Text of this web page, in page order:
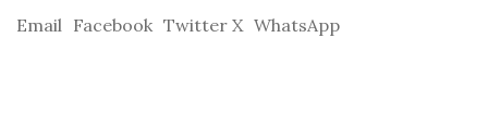
Email Facebook Twitter X WhatsApp